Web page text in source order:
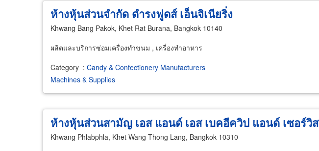
ห้างหุ้นส่วนจำกัด ดำรงฟูดส์ เอ็นจิเนียริ่ง
Khwang Bang Pakok, Khet Rat Burana, Bangkok 10140
ผลิตและบริการซ่อมเครื่องทำขนม , เครื่องทำอาหาร
Category : Candy & Confectionery Manufacturers
Machines & Supplies
ห้างหุ้นส่วนสามัญ เอส แอนด์ เอส เบคอีควิป แอนด์ เซอร์วิส
Khwang Phlabphla, Khet Wang Thong Lang, Bangkok 10310